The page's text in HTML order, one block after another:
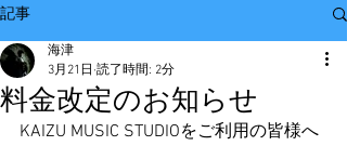
記事
料金改定のお知らせ
海津
3月21日 読了時間: 2分
KAIZU MUSIC STUDIOをご利用の皆様へ